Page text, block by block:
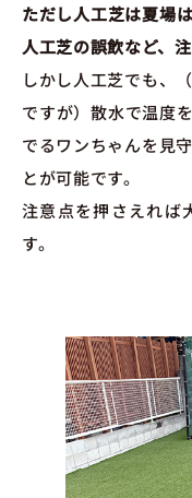
ただし人工芝は夏場
人工芝の誤飲など、注
しかし人工芝でも、
ですが）散水で温度
でるワンちゃんを見
とが可能です。
注意点を押さえれば
す。